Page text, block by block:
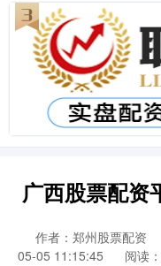
广西股票配资
作者：郑州股票配资
05-05 11:15:45
阅读